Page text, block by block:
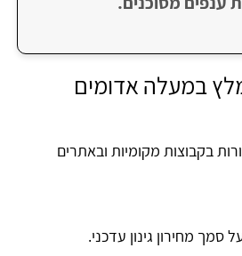
במעלה אדומים
בקבוצות מקומיות ובאתרים
סמך מחירון גינון עדכני.